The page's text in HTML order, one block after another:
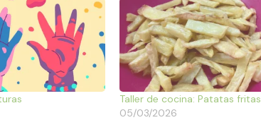
Taller de cocina: Patatas fritas
05/03/2026